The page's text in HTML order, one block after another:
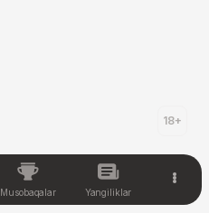
18+
Musobaqalar Yangiliklar